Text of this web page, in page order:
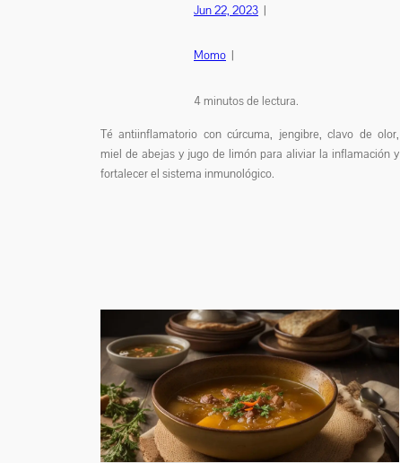
Jun 22, 2023 |
Momo |
4minutos de lectura.
Té antiinflamatorio con cúrcuma, jengibre, clavo de olor,
miel de abejas y jugo de limón para aliviar la inflamación y
fortalecer el sistema inmunológico.